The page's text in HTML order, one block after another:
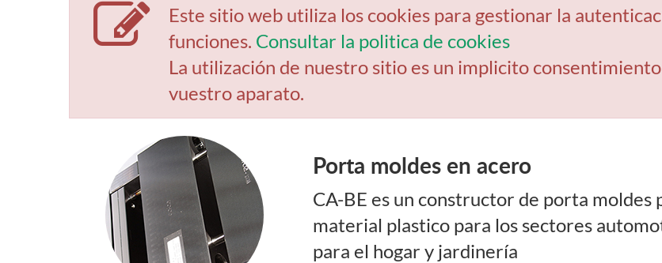
Este sitio web utiliza los cookies para gestionar la
funciones. Consultar la politica de cookies
La utilización de nuestro sitio es un implicito
vuestro aparato.
Porta moldes en acero
CA-BE es un constructor de porta
material plastico para los sectores
para el hogar y jardinería